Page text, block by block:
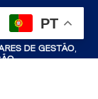
DE GESTÃO,
PT